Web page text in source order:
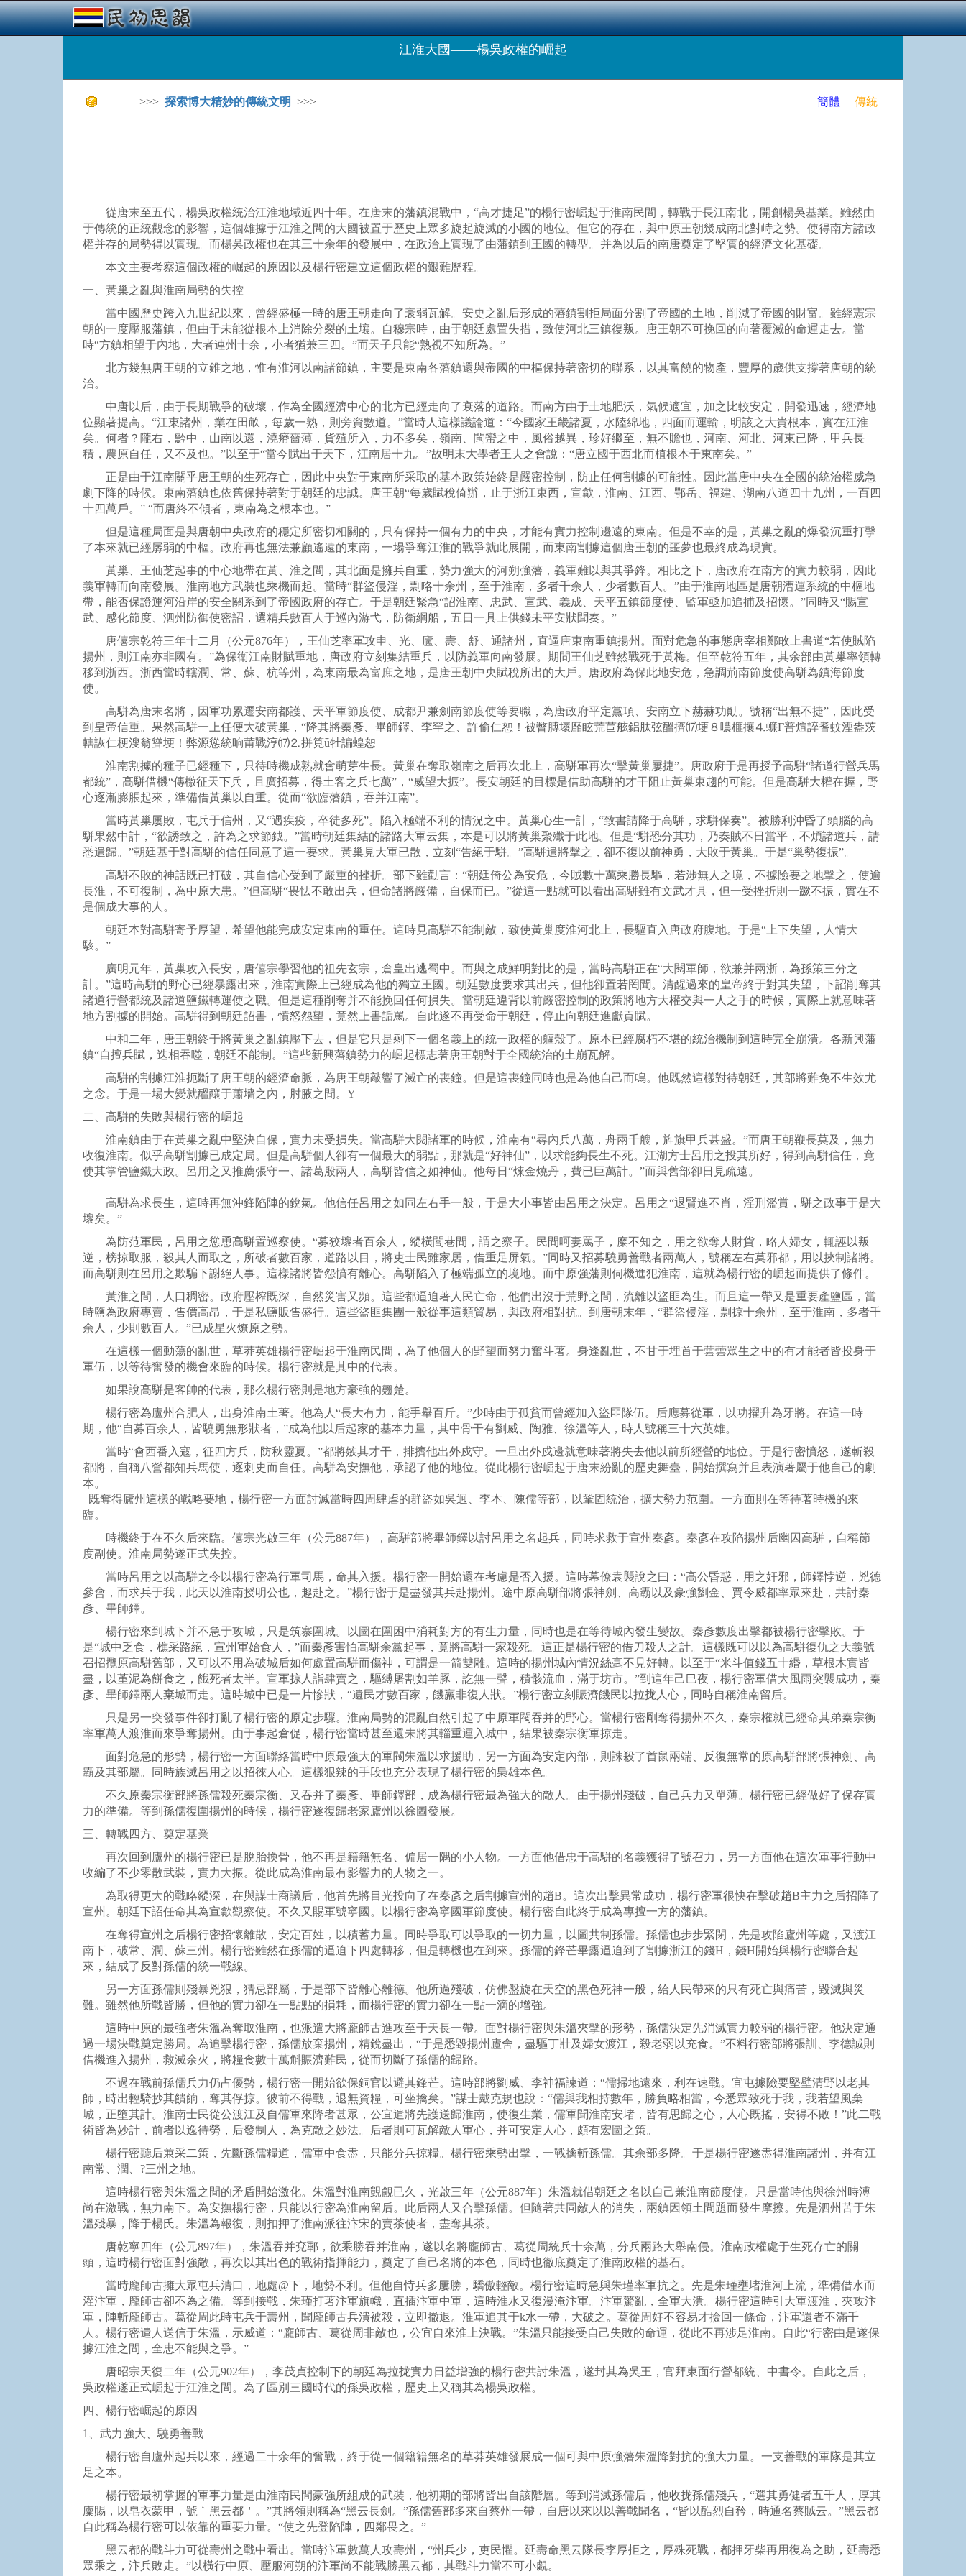
江淮大國――楊吳政權的崛起
>>> 探索博大精妙的傳統文明 >>> 簡體 傳統
從唐末至五代，楊吳政權統治江淮地域近四十年。在唐末的藩鎮混戰中，“高才捷足”的楊行密崛起于淮南民間，轉戰于長江南北，開創楊吳基業。雖然由
于傳統的正統觀念的影響，這個雄據于江淮之間的大國被置于歷史上眾多旋起旋滅的小國的地位。但它的存在，與中原王朝幾成南北對峙之勢。使得南方諸政
權并存的局勢得以實現。而楊吳政權也在其三十余年的發展中，在政治上實現了由藩鎮到王國的轉型。并為以后的南唐奠定了堅實的經濟文化基礎。
本文主要考察這個政權的崛起的原因以及楊行密建立這個政權的艱難歷程。
一、黃巢之亂與淮南局勢的失控
當中國歷史跨入九世紀以來，曾經盛極一時的唐王朝走向了衰弱瓦解。安史之亂后形成的藩鎮割拒局面分割了帝國的土地，削減了帝國的財富。雖經憲宗
朝的一度壓服藩鎮，但由于未能從根本上消除分裂的土壤。自穆宗時，由于朝廷處置失措，致使河北三鎮復叛。唐王朝不可挽回的向著覆滅的命運走去。當
時“方鎮相望于內地，大者連州十余，小者猶兼三四。”而天子只能“熟視不知所為。”
北方幾無唐王朝的立錐之地，惟有淮河以南諸節鎮，主要是東南各藩鎮還與帝國的中樞保持著密切的聯系，以其富饒的物產，豐厚的歲供支撐著唐朝的統
治。
中唐以后，由于長期戰爭的破壞，作為全國經濟中心的北方已經走向了衰落的道路。而南方由于土地肥沃，氣候適宜，加之比較安定，開發迅速，經濟地
位顯著提高。“江東諸州，業在田畝，每歲一熟，則旁資數道。”當時人這樣議論道：“今國家王畿諸夏，水陸綿地，四面而運輸，明該之大貴根本，實在江淮
矣。何者？隴右，黔中，山南以還，澆瘠嗇薄，貨殖所入，力不多矣，嶺南、閩蠻之中，風俗越異，珍好繼至，無不贍也，河南、河北、河東已降，甲兵長
積，農原自任，又不及也。”以至于“當今賦出于天下，江南居十九。”故明末大學者王夫之會說：“唐立國于西北而植根本于東南矣。”
正是由于江南關乎唐王朝的生死存亡，因此中央對于東南所采取的基本政策始終是嚴密控制，防止任何割據的可能性。因此當唐中央在全國的統治權威急
劇下降的時候。東南藩鎮也依舊保持著對于朝廷的忠誠。唐王朝“每歲賦稅倚辦，止于浙江東西，宣歙，淮南、江西、鄂岳、福建、湖南八道四十九州，一百四
十四萬戶。” “而唐終不傾者，東南為之根本也。”
但是這種局面是與唐朝中央政府的穩定所密切相關的，只有保持一個有力的中央，才能有實力控制邊遠的東南。但是不幸的是，黃巢之亂的爆發沉重打擊
了本來就已經孱弱的中樞。政府再也無法兼顧遙遠的東南，一場爭奪江淮的戰爭就此展開，而東南割據這個唐王朝的噩夢也最終成為現實。
黃巢、王仙芝起事的中心地帶在黃、淮之間，其北面是擁兵自重，勢力強大的河朔強藩，義軍難以與其爭鋒。相比之下，唐政府在南方的實力較弱，因此
義軍轉而向南發展。淮南地方武裝也乘機而起。當時“群盜侵淫，剽略十余州，至于淮南，多者千余人，少者數百人。”由于淮南地區是唐朝漕運系統的中樞地
帶，能否保證運河沿岸的安全關系到了帝國政府的存亡。于是朝廷緊急“詔淮南、忠武、宣武、義成、天平五鎮節度使、監軍亟加追捕及招懷。”同時又“賜宣
武、感化節度、泗州防御使密詔，選精兵數百人于巡內游弋，防衛綱船，五日一具上供錢未平安狀聞奏。”
唐僖宗乾符三年十二月（公元876年），王仙芝率軍攻申、光、廬、壽、舒、通諸州，直逼唐東南重鎮揚州。面對危急的事態唐宰相鄭畋上書道“若使賊陷
揚州，則江南亦非國有。”為保衛江南財賦重地，唐政府立刻集結重兵，以防義軍向南發展。期間王仙芝雖然戰死于黃梅。但至乾符五年，其余部由黃巢率領轉
移到浙西。浙西當時轄潤、常、蘇、杭等州，為東南最為富庶之地，是唐王朝中央賦稅所出的大戶。唐政府為保此地安危，急調荊南節度使高駢為鎮海節度
使。
高駢為唐末名將，因軍功累遷安南都護、天平軍節度使、成都尹兼劍南節度使等要職，為唐政府平定黨項、安南立下赫赫功勛。號稱“出無不捷”，因此受
到皇帝信重。果然高駢一上任便大破黃巢，“降其將秦彥、畢師鐸、李罕之、許偷仁恕！被瞥膊壞靡眩荒苣舷鋁肽弦醞擠⒄埂８噥榧攘⒋蠊Γ普煊誶耆蚊湮盎茨
轄詼仁梗溲翁聳埂！弊源慫統晌莆戰淳⒄⒉拼筧ǖ牡諞蝗恕
淮南割據的種子已經種下，只待時機成熟就會萌芽生長。黃巢在奪取嶺南之后再次北上，高駢軍再次“擊黃巢屢捷”。唐政府于是再授予高駢“諸道行營兵馬
都統”，高駢借機“傳檄征天下兵，且廣招募，得土客之兵七萬”，“威望大振”。長安朝廷的目標是借助高駢的才干阻止黃巢東趨的可能。但是高駢大權在握，野
心逐漸膨脹起來，準備借黃巢以自重。從而“欲臨藩鎮，吞并江南”。
當時黃巢屢敗，屯兵于信州，又“遇疾疫，卒徒多死”。陷入極端不利的情況之中。黃巢心生一計，“致書請降于高駢，求駢保奏”。被勝利沖昏了頭腦的高
駢果然中計，“欲誘致之，許為之求節鉞。”當時朝廷集結的諸路大軍云集，本是可以將黃巢聚殲于此地。但是“駢恐分其功，乃奏賊不日當平，不煩諸道兵，請
悉遣歸。”朝廷基于對高駢的信任同意了這一要求。黃巢見大軍已散，立刻“告絕于駢。”高駢遣將擊之，卻不復以前神勇，大敗于黃巢。于是“巢勢復振”。
高駢不敗的神話既已打破，其自信心受到了嚴重的挫折。部下雖勸言：“朝廷倚公為安危，今賊數十萬乘勝長驅，若涉無人之境，不據險要之地擊之，使逾
長淮，不可復制，為中原大患。”但高駢“畏怯不敢出兵，但命諸將嚴備，自保而已。”從這一點就可以看出高駢雖有文武才具，但一受挫折則一蹶不振，實在不
是個成大事的人。
朝廷本對高駢寄予厚望，希望他能完成安定東南的重任。這時見高駢不能制敵，致使黃巢度淮河北上，長驅直入唐政府腹地。于是“上下失望，人情大
駭。”
廣明元年，黃巢攻入長安，唐僖宗學習他的祖先玄宗，倉皇出逃蜀中。而與之成鮮明對比的是，當時高駢正在“大閱軍師，欲兼并兩浙，為孫策三分之
計。”這時高駢的野心已經暴露出來，淮南實際上已經成為他的獨立王國。朝廷數度要求其出兵，但他卻置若罔聞。清醒過來的皇帝終于對其失望，下詔削奪其
諸道行營都統及諸道鹽鐵轉運使之職。但是這種削奪并不能挽回任何損失。當朝廷違背以前嚴密控制的政策將地方大權交與一人之手的時候，實際上就意味著
地方割據的開始。高駢得到朝廷詔書，憤怒怨望，竟然上書詬罵。自此遂不再受命于朝廷，停止向朝廷進獻貢賦。
中和二年，唐王朝終于將黃巢之亂鎮壓下去，但是它只是剩下一個名義上的統一政權的軀殼了。原本已經腐朽不堪的統治機制到這時完全崩潰。各新興藩
鎮“自擅兵賦，迭相吞噬，朝廷不能制。”這些新興藩鎮勢力的崛起標志著唐王朝對于全國統治的土崩瓦解。
高駢的割據江淮扼斷了唐王朝的經濟命脈，為唐王朝敲響了滅亡的喪鐘。但是這喪鐘同時也是為他自己而鳴。他既然這樣對待朝廷，其部將難免不生效尤
之念。于是一場大變就醞釀于蕭墻之內，肘腋之間。Y
二、高駢的失敗與楊行密的崛起
淮南鎮由于在黃巢之亂中堅決自保，實力未受損失。當高駢大閱諸軍的時候，淮南有“尋內兵八萬，舟兩千艘，旌旗甲兵甚盛。”而唐王朝鞭長莫及，無力
收復淮南。似乎高駢割據已成定局。但是高駢個人卻有一個最大的弱點，那就是“好神仙”，以求能夠長生不死。江湖方士呂用之投其所好，得到高駢信任，竟
使其掌管鹽鐵大政。呂用之又推薦張守一、諸葛殷兩人，高駢皆信之如神仙。他每日“煉金燒丹，費已巨萬計。”而與舊部卻日見疏遠。
高駢為求長生，這時再無沖鋒陷陣的銳氣。他信任呂用之如同左右手一般，于是大小事皆由呂用之決定。呂用之“退賢進不肖，淫刑濫賞，駢之政事于是大
壞矣。”
為防范軍民，呂用之慫恿高駢置巡察使。“募狡壞者百余人，縱橫閭巷間，謂之察子。民間呵妻罵子，糜不知之，用之欲奪人財貨，略人婦女，輒誣以叛
逆，榜掠取服，殺其人而取之，所破者數百家，道路以目，將吏士民雖家居，借重足屏氣。”同時又招募驍勇善戰者兩萬人，號稱左右莫邪都，用以挾制諸將。
而高駢則在呂用之欺騙下謝絕人事。這樣諸將皆怨憤有離心。高駢陷入了極端孤立的境地。而中原強藩則伺機進犯淮南，這就為楊行密的崛起而提供了條件。
黃淮之間，人口稠密。政府壓榨既深，自然災害又頻。這些都逼迫著人民亡命，他們出沒于荒野之間，流離以盜匪為生。而且這一帶又是重要產鹽區，當
時鹽為政府專賣，售價高昂，于是私鹽販售盛行。這些盜匪集團一般從事這類貿易，與政府相對抗。到唐朝末年，“群盜侵淫，剽掠十余州，至于淮南，多者千
余人，少則數百人。”已成星火燎原之勢。
在這樣一個動蕩的亂世，草莽英雄楊行密崛起于淮南民間，為了他個人的野望而努力奮斗著。身逢亂世，不甘于埋首于蕓蕓眾生之中的有才能者皆投身于
軍伍，以等待奮發的機會來臨的時候。楊行密就是其中的代表。
如果說高駢是客帥的代表，那么楊行密則是地方豪強的翹楚。
楊行密為廬州合肥人，出身淮南土著。他為人“長大有力，能手舉百斤。”少時由于孤貧而曾經加入盜匪隊伍。后應募從軍，以功擢升為牙將。在這一時
期，他“自募百余人，皆驍勇無形狀者，”成為他以后起家的基本力量，其中骨干有劉威、陶雅、徐溫等人，時人號稱三十六英雄。
當時“會西番入寇，征四方兵，防秋靈夏。”都將嫉其才干，排擠他出外戍守。一旦出外戍邊就意味著將失去他以前所經營的地位。于是行密憤怒，遂斬殺
都將，自稱八營都知兵馬使，逐刺史而自任。高駢為安撫他，承認了他的地位。從此楊行密崛起于唐末紛亂的歷史舞臺，開始撰寫并且表演著屬于他自己的劇
本。
既奪得廬州這樣的戰略要地，楊行密一方面討滅當時四周肆虐的群盜如吳迥、李本、陳儒等部，以鞏固統治，擴大勢力范圍。一方面則在等待著時機的來
臨。
時機終于在不久后來臨。僖宗光啟三年（公元887年），高駢部將畢師鐸以討呂用之名起兵，同時求救于宣州秦彥。秦彥在攻陷揚州后幽囚高駢，自稱節
度副使。淮南局勢遂正式失控。
當時呂用之以高駢之令以楊行密為行軍司馬，命其入援。楊行密一開始還在考慮是否入援。這時幕僚袁襲說之曰：“高公昏惑，用之奸邪，師鐸悖逆，兇德
參會，而求兵于我，此天以淮南授明公也，趣赴之。”楊行密于是盡發其兵赴揚州。途中原高駢部將張神劍、高霸以及豪強劉金、賈令威都率眾來赴，共討秦
彥、畢師鐸。
楊行密來到城下并不急于攻城，只是筑寨圍城。以圖在圍困中消耗對方的有生力量，同時也是在等待城內發生變故。秦彥數度出擊都被楊行密擊敗。于
是“城中乏食，樵采路絕，宣州軍始食人，”而秦彥害怕高駢余黨起事，竟將高駢一家殺死。這正是楊行密的借刀殺人之計。這樣既可以以為高駢復仇之大義號
召招攬原高駢舊部，又可以不用為破城后如何處置高駢而傷神，可謂是一箭雙雕。這時的揚州城內情況絲毫不見好轉。以至于“米斗值錢五十緡，草根木實皆
盡，以堇泥為餅食之，餓死者太半。宣軍掠人詣肆賣之，驅縛屠割如羊豚，訖無一聲，積骸流血，滿于坊市。”到這年己巳夜，楊行密軍借大風雨突襲成功，秦
彥、畢師鐸兩人棄城而走。這時城中已是一片慘狀，“遺民才數百家，饑羸非復人狀。”楊行密立刻賑濟饑民以拉拢人心，同時自稱淮南留后。
只是另一突發事件卻打亂了楊行密的原定步驟。淮南局勢的混亂自然引起了中原軍閥吞并的野心。當楊行密剛奪得揚州不久，秦宗權就已經命其弟秦宗衡
率軍萬人渡淮而來爭奪揚州。由于事起倉促，楊行密當時甚至還未將其輜重運入城中，結果被秦宗衡軍掠走。
面對危急的形勢，楊行密一方面聯絡當時中原最強大的軍閥朱溫以求援助，另一方面為安定內部，則誅殺了首鼠兩端、反復無常的原高駢部將張神劍、高
霸及其部屬。同時族滅呂用之以招徠人心。這樣狠辣的手段也充分表現了楊行密的梟雄本色。
不久原秦宗衡部將孫儒殺死秦宗衡、又吞并了秦彥、畢師鐸部，成為楊行密最為強大的敵人。由于揚州殘破，自己兵力又單薄。楊行密已經做好了保存實
力的準備。等到孫儒復圍揚州的時候，楊行密遂復歸老家廬州以徐圖發展。
三、轉戰四方、奠定基業
再次回到廬州的楊行密已是脫胎換骨，他不再是籍籍無名、偏居一隅的小人物。一方面他借忠于高駢的名義獲得了號召力，另一方面他在這次軍事行動中
收編了不少零散武裝，實力大振。從此成為淮南最有影響力的人物之一。
為取得更大的戰略縱深，在與謀士商議后，他首先將目光投向了在秦彥之后割據宣州的趙B。這次出擊異常成功，楊行密軍很快在擊破趙B主力之后招降了
宣州。朝廷下詔任命其為宣歙觀察使。不久又賜軍號寧國。以楊行密為寧國軍節度使。楊行密自此終于成為專擅一方的藩鎮。
在奪得宣州之后楊行密招懷離散，安定百姓，以積蓄力量。同時爭取可以爭取的一切力量，以圖共制孫儒。孫儒也步步緊閉，先是攻陷廬州等處，又渡江
南下，破常、潤、蘇三州。楊行密雖然在孫儒的逼迫下四處轉移，但是轉機也在到來。孫儒的鋒芒畢露逼迫到了割據浙江的錢H，錢H開始與楊行密聯合起
來，結成了反對孫儒的統一戰線。
另一方面孫儒則殘暴兇狠，猜忌部屬，于是部下皆離心離德。他所過殘破，仿佛盤旋在天空的黑色死神一般，給人民帶來的只有死亡與痛苦，毀滅與災
難。雖然他所戰皆勝，但他的實力卻在一點點的損耗，而楊行密的實力卻在一點一滴的增強。
這時中原的最強者朱溫為奪取淮南，也派遣大將龐師古進攻至于天長一帶。面對楊行密與朱溫夾擊的形勢，孫儒決定先消滅實力較弱的楊行密。他決定通
過一場決戰奠定勝局。為追擊楊行密，孫儒放棄揚州，精銳盡出，“于是悉毀揚州廬舍，盡驅丁壯及婦女渡江，殺老弱以充食。”不料行密部將張訓、李德誠則
借機進入揚州，救滅余火，將糧食數十萬斛賑濟難民，從而切斷了孫儒的歸路。
不過在戰前孫儒兵力仍占優勢，楊行密一開始欲保銅官以避其鋒芒。這時部將劉威、李神福諫道：“儒掃地遠來，利在速戰。宜屯據險要堅壁清野以老其
師，時出輕騎抄其饋餉，奪其俘掠。彼前不得戰，退無資糧，可坐擒矣。”謀士戴克規也說：“儒與我相持數年，勝負略相當，今悉眾致死于我，我若望風棄
城，正墮其計。淮南士民從公渡江及自儒軍來降者甚眾，公宜遣將先護送歸淮南，使復生業，儒軍聞淮南安堵，皆有思歸之心，人心既搖，安得不敗！”此二戰
術皆為妙計，前者以逸待勞，后發制人，為克敵之妙法。后者則可瓦解敵人軍心，并可安定人心，頗有宏圖之策。
楊行密聽后兼采二策，先斷孫儒糧道，儒軍中食盡，只能分兵掠糧。楊行密乘勢出擊，一戰擒斬孫儒。其余部多降。于是楊行密遂盡得淮南諸州，并有江
南常、潤、?三州之地。
這時楊行密與朱溫之間的矛盾開始激化。朱溫對淮南覬覦已久，光啟三年（公元887年）朱溫就借朝廷之名以自己兼淮南節度使。只是當時他與徐州時溥
尚在激戰，無力南下。為安撫楊行密，只能以行密為淮南留后。此后兩人又合擊孫儒。但隨著共同敵人的消失，兩鎮因領土問題而發生摩擦。先是泗州苦于朱
溫殘暴，降于楊氏。朱溫為報復，則扣押了淮南派往汴宋的賣茶使者，盡奪其茶。
唐乾寧四年（公元897年），朱溫吞并兗鄆，欲乘勝吞并淮南，遂以名將龐師古、葛從周統兵十余萬，分兵兩路大舉南侵。淮南政權處于生死存亡的關
頭，這時楊行密面對強敵，再次以其出色的戰術指揮能力，奠定了自己名將的本色，同時也徹底奠定了淮南政權的基石。
當時龐師古擁大眾屯兵清口，地處@下，地勢不利。但他自恃兵多屢勝，驕傲輕敵。楊行密這時急與朱瑾率軍抗之。先是朱瑾壅堵淮河上流，準備借水而
灌汴軍，龐師古卻不為之備。等到接戰，朱瑾打著汴軍旗幟，直插汴軍中軍，這時淮水又復漫淹汴軍。汴軍驚亂，全軍大潰。楊行密這時引大軍渡淮，夾攻汴
軍，陣斬龐師古。葛從周此時屯兵于壽州，聞龐師古兵潰被殺，立即撤退。淮軍追其于k水一帶，大破之。葛從周好不容易才撿回一條命，汴軍還者不滿千
人。楊行密遣人送信于朱溫，示威道：“龐師古、葛從周非敵也，公宜自來淮上決戰。”朱溫只能接受自己失敗的命運，從此不再涉足淮南。自此“行密由是遂保
據江淮之間，全忠不能與之爭。”
唐昭宗天復二年（公元902年），李茂貞控制下的朝廷為拉拢實力日益增強的楊行密共討朱溫，遂封其為吳王，官拜東面行營都統、中書令。自此之后，
吳政權遂正式崛起于江淮之間。為了區別三國時代的孫吳政權，歷史上又稱其為楊吳政權。
四、楊行密崛起的原因
1、武力強大、驍勇善戰
楊行密自廬州起兵以來，經過二十余年的奮戰，終于從一個籍籍無名的草莽英雄發展成一個可與中原強藩朱溫降對抗的強大力量。一支善戰的軍隊是其立
足之本。
楊行密最初掌握的軍事力量是由淮南民間豪強所組成的武裝，他初期的部將皆出自該階層。等到消滅孫儒后，他收拢孫儒殘兵，“選其勇健者五千人，厚其
廩賜，以皂衣蒙甲，號｀黑云都＇。”其將領則稱為“黑云長劍。”孫儒舊部多來自蔡州一帶，自唐以來以以善戰聞名，“皆以酷烈自矜，時通名蔡賊云。”黑云都
自此稱為楊行密可以依靠的重要力量。“使之先登陷陣，四鄰畏之。”
黑云都的戰斗力可從壽州之戰中看出。當時汴軍數萬人攻壽州，“州兵少，吏民懼。延壽命黑云隊長李厚拒之，厚殊死戰，都押牙柴再用復為之助，延壽悉
眾乘之，汴兵敗走。”以橫行中原、壓服河朔的汴軍尚不能戰勝黑云都，其戰斗力當不可小覷。